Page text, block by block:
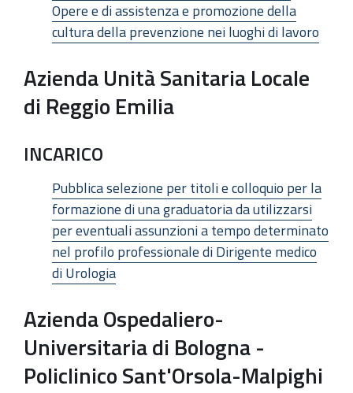
Opere e di assistenza e promozione della
cultura della prevenzione nei luoghi di lavoro
Azienda Unità Sanitaria Locale
di Reggio Emilia
INCARICO
Pubblica selezione per titoli e colloquio per la
formazione di una graduatoria da utilizzarsi
per eventuali assunzioni a tempo determinato
nel profilo professionale di Dirigente medico
di Urologia
Azienda Ospedaliero-
Universitaria di Bologna -
Policlinico Sant'Orsola-Malpighi